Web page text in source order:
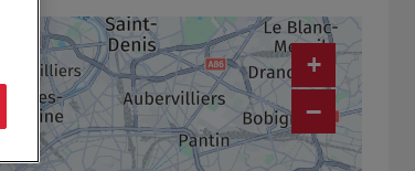
+
−